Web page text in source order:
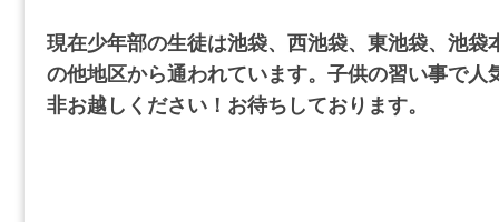
現在少年部の生徒は池袋、西池袋、東池袋、池袋
の他地区から通われています。子供の習い事で人
非お越しください！お待ちしております。